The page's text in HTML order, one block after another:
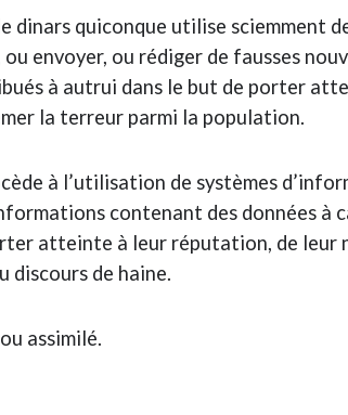
dinars quiconque utilise sciemment
envoyer, ou rédiger de fausses
à autrui dans le but de porter
la terreur parmi la population.
à l’utilisation de systèmes
contenant des données à
atteinte à leur réputation, de leur
discours de haine.
assimilé.